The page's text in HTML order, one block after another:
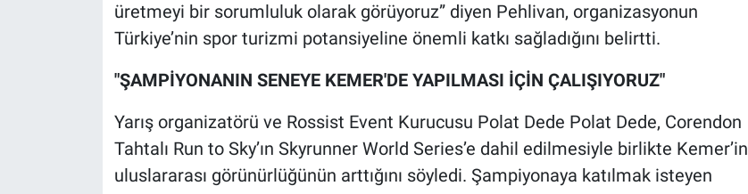
üretmeyi bir sorumluluk olarak görüyoruz” diyen Pehlivan, organizasyonun
Türkiye’nin spor turizmi potansiyeline önemli katkı sağladığını belirtti.
"ŞAMPİYONANIN SENEYE KEMER'DE YAPILMASI İÇİN ÇALIŞIYORUZ"
Yarış organizatörü ve Rossist Event Kurucusu Polat Dede Polat Dede, Corendon
Tahtalı Run to Sky’ın Skyrunner World Series’e dahil edilmesiyle birlikte Kemer’in
uluslararası görünürlüğünün arttığını söyledi. Şampiyonaya katılmak isteyen